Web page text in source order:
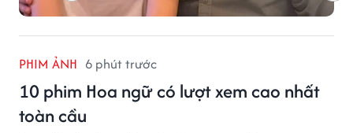
PHIM ẢNH 6 phút trước
10 phim Hoa ngữ có lượt xem cao nhất
toàn cầu